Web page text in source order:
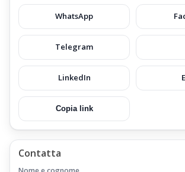
WhatsApp
Telegram
LinkedIn
Copia link
Contatta